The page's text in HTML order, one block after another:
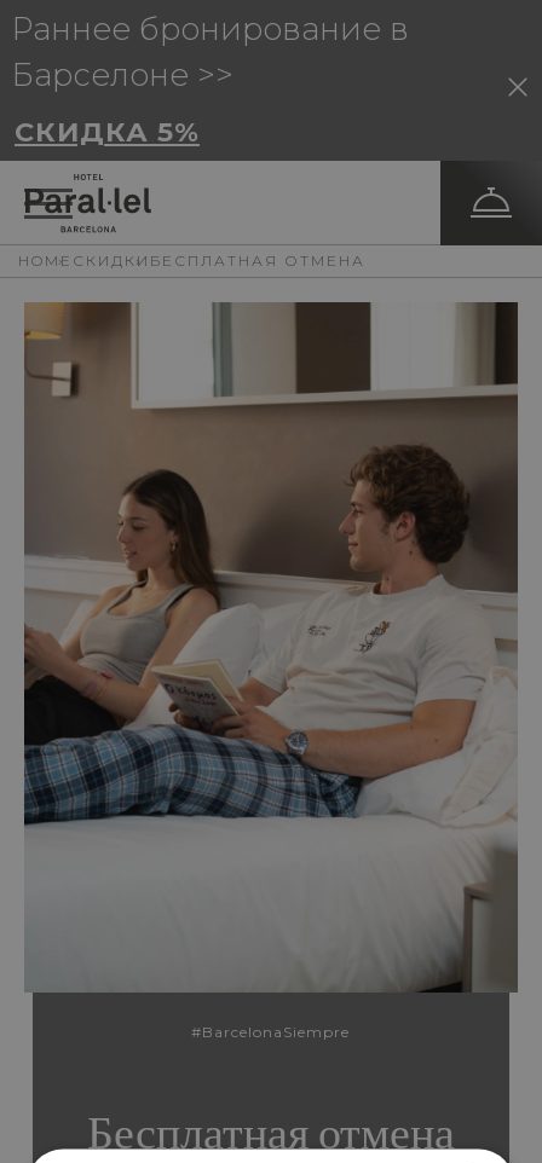
Раннее бронирование в
Барселоне >>
СКИДКА 5%
HOME СКИДКИ БЕСПЛАТНАЯ ОТМЕНА
#BarcelonaSiempre
Бесплатная отмена